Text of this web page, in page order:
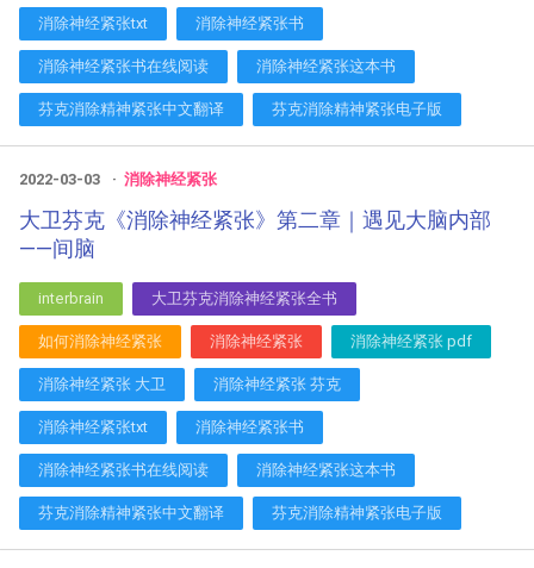
消除神经紧张txt 消除神经紧张书
消除神经紧张书在线阅读 消除神经紧张这本书
芬克消除精神紧张中文翻译 芬克消除精神紧张电子版
2022-03-03 消除神经紧张
大卫芬克《消除神经紧张》第二章｜遇见大脑内部
——间脑
interbrain 大卫芬克消除神经紧张全书
如何消除神经紧张 消除神经紧张 消除神经紧张 pdf
消除神经紧张 大卫 消除神经紧张 芬克
消除神经紧张txt 消除神经紧张书
消除神经紧张书在线阅读 消除神经紧张这本书
芬克消除精神紧张中文翻译 芬克消除精神紧张电子版